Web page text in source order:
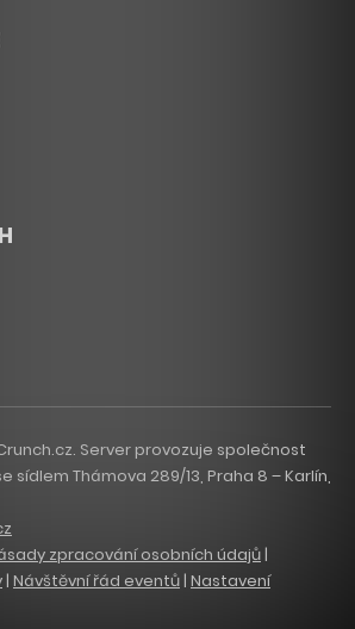
Server provozuje společnost
sídlem Thámova 289/13, Praha 8 – Karlín,
zpracování osobních údajů |
| Návštěvní řád eventů | Nastavení